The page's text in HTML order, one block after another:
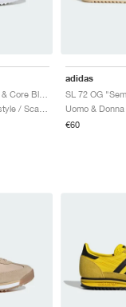
SL 72 RS "Cloud White & Core Black"
adidas
SL 72 OG
€60